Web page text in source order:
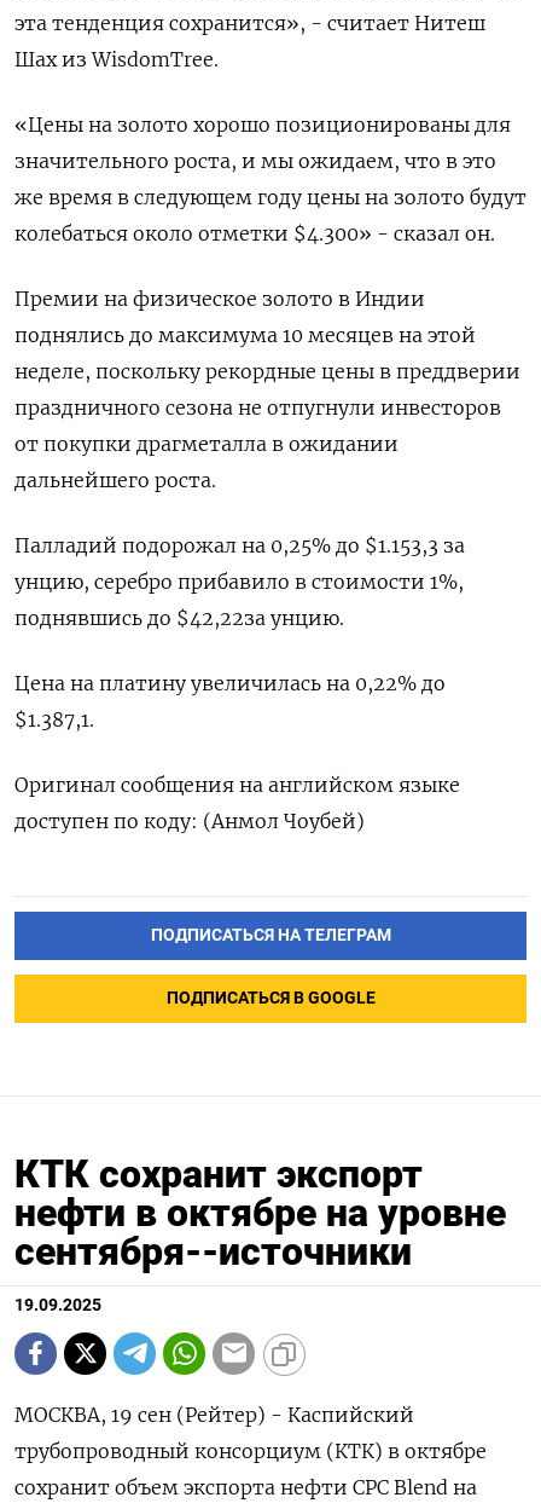
эта тенденция сохранится», - считает Нитеш
Шах из WisdomTree.
«Цены на золото хорошо позиционированы для
значительного роста, и мы ожидаем, что в это
же время в следующем году цены на золото будут
колебаться около отметки $4.300» - сказал он.
Премии на физическое золото в Индии
поднялись до максимума 10 месяцев на этой
неделе, поскольку рекордные цены в преддверии
праздничного сезона не отпугнули инвесторов
от покупки драгметалла в ожидании
дальнейшего роста.
Палладий подорожал на 0,25% до $1.153,3​​ за
унцию, серебро прибавило в стоимости 1%,
поднявшись до $42,22​ за унцию.
Цена на платину увеличилась на 0,22% до
$1.387,1.
Оригинал сообщения на английском языке
доступен по коду: (Анмол Чоубей)
ПОДПИСАТЬСЯ НА ТЕЛЕГРАМ
ПОДПИСАТЬСЯ В GOOGLE
КТК сохранит экспорт
нефти в октябре на уровне
сентября--источники
19.09.2025
МОСКВА, 19 сен (Рейтер) - Каспийский
трубопроводный консорциум (КТК) в октябре
сохранит объем экспорта нефти CPC Blend на